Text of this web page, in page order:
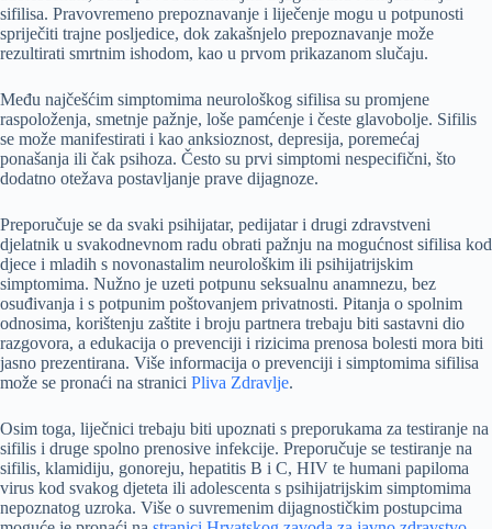
sifilisa. Pravovremeno prepoznavanje i liječenje mogu u potpunosti
spriječiti trajne posljedice, dok zakašnjelo prepoznavanje može
rezultirati smrtnim ishodom, kao u prvom prikazanom slučaju.
Među najčešćim simptomima neurološkog sifilisa su promjene
raspoloženja, smetnje pažnje, loše pamćenje i česte glavobolje. Sifilis
se može manifestirati i kao anksioznost, depresija, poremećaj
ponašanja ili čak psihoza. Često su prvi simptomi nespecifični, što
dodatno otežava postavljanje prave dijagnoze.
Preporučuje se da svaki psihijatar, pedijatar i drugi zdravstveni
djelatnik u svakodnevnom radu obrati pažnju na mogućnost sifilisa kod
djece i mladih s novonastalim neurološkim ili psihijatrijskim
simptomima. Nužno je uzeti potpunu seksualnu anamnezu, bez
osuđivanja i s potpunim poštovanjem privatnosti. Pitanja o spolnim
odnosima, korištenju zaštite i broju partnera trebaju biti sastavni dio
razgovora, a edukacija o prevenciji i rizicima prenosa bolesti mora biti
jasno prezentirana. Više informacija o prevenciji i simptomima sifilisa
može se pronaći na stranici Pliva Zdravlje.
Osim toga, liječnici trebaju biti upoznati s preporukama za testiranje na
sifilis i druge spolno prenosive infekcije. Preporučuje se testiranje na
sifilis, klamidiju, gonoreju, hepatitis B i C, HIV te humani papiloma
virus kod svakog djeteta ili adolescenta s psihijatrijskim simptomima
nepoznatog uzroka. Više o suvremenim dijagnostičkim postupcima